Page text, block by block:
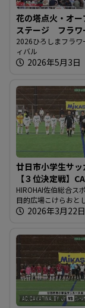
花の塔点火・オ
ステージ フラワ
ティバル2026
2026ひろしまフラワ
ィバル
2026年5月3日
廿日市小学生サ
【３位決定戦】
VS 福山シティ八
HIROHAI佐伯総合ス
目的広場こけらおと
2026年3月22日